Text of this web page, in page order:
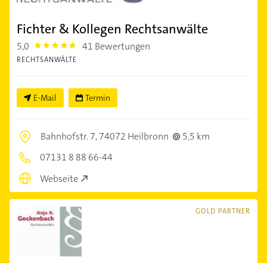
Fichter & Kollegen Rechtsanwälte
5,0 5.0 41 Bewertungen
RECHTSANWÄLTE
E-Mail Termin
Bahnhofstr. 7,74072 Heilbronn
5,5 km
07131 8 88 66-44
Webseite
GOLD PARTNER